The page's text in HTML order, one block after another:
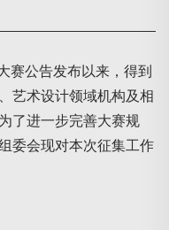
赛公告发布以来，得到
艺术设计领域机构及相
了进一步完善大赛规
委会现对本次征集工作